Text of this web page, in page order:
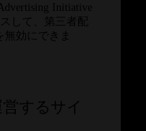
Initiative
して、第三者配
効にできま
するサイ